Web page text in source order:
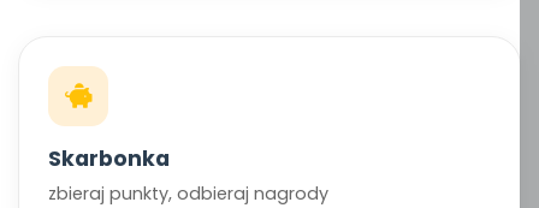
Skarbonka
zbieraj punkty, odbieraj nagrody